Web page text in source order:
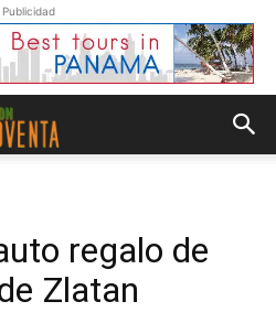
Publicidad
regalo de
Zlatan